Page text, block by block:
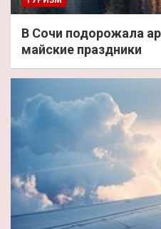
В Сочи подорожала
майские праздники